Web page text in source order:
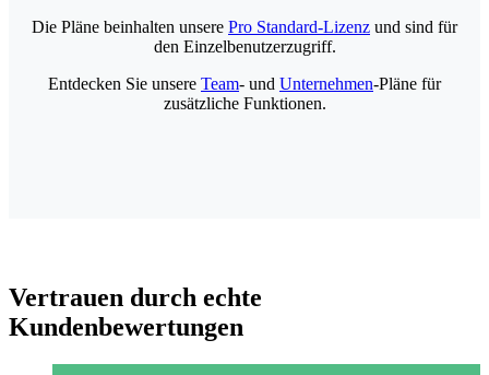
Die Pläne beinhalten unsere Pro Standard-Lizenz und sind für
den Einzelbenutzerzugriff.
Entdecken Sie unsere Team- und Unternehmen-Pläne für
zusätzliche Funktionen.
Vertrauen durch echte
Kundenbewertungen